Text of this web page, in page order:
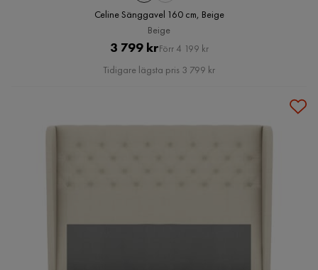
Celine Sänggavel 160 cm, Beige
Beige
Pris
3 799 krOriginal
Pris
Förr 4 199 kr
Tidigare lägsta pris 3 799 kr